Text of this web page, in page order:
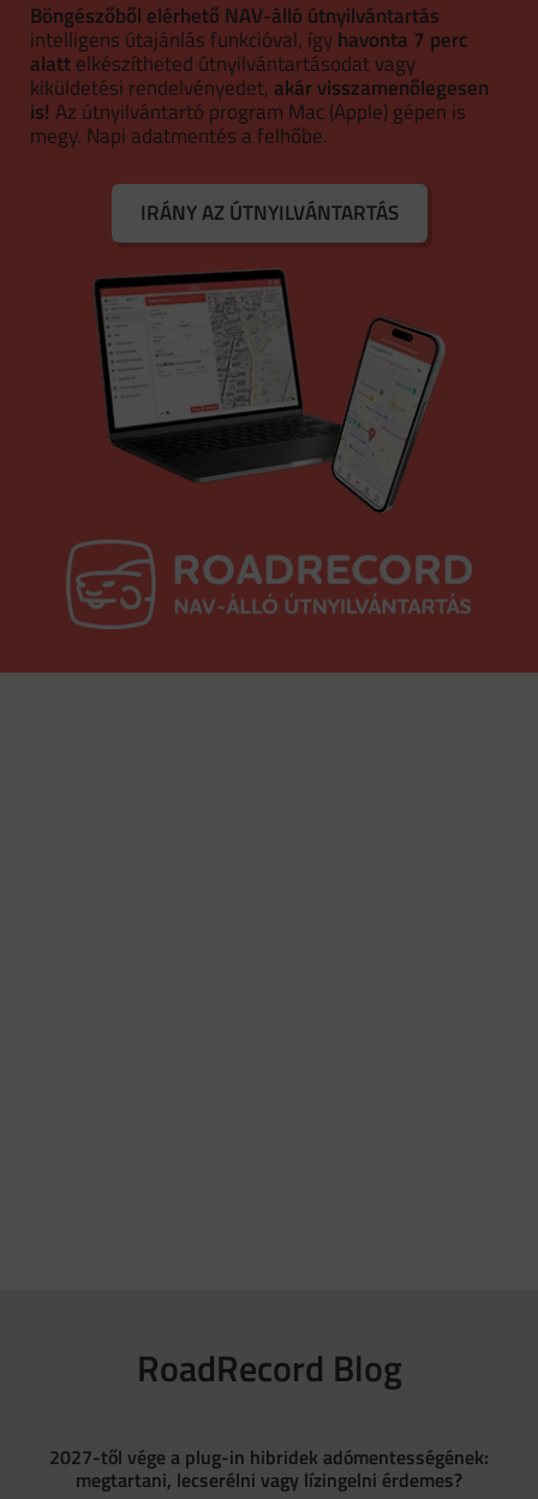
Böngészőből elérhető NAV-álló útnyilvántartás
intelligens útajánlás funkcióval, ígyhavonta 7 perc
alattelkészítheted útnyilvántartásodat vagy
kiküldetési rendelvényedet,akár visszamenőlegesen
is! Az útnyilvántartó program Mac (Apple) gépen is
megy. Napi adatmentés a felhőbe.
IRÁNY AZ ÚTNYILVÁNTARTÁS
RoadRecord Blog
2027-től vége a plug-in hibridek adómentességének:
megtartani, lecserélni vagy lízingelni érdemes?